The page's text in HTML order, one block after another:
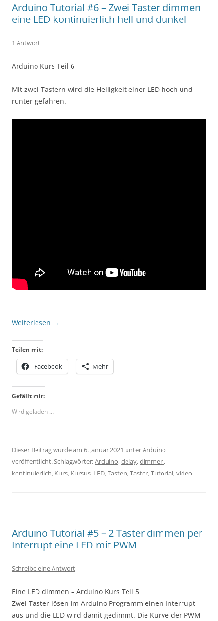
Arduino Tutorial #6 – Zwei Taster dimmen
eine LED kontinuierlich hell und dunkel
1 Antwort
Arduino Kurs Teil 6
Mit zwei Tastern wird die Helligkeit einer LED hoch und
runter gefahren.
Weiterlesen →
Teilen mit:
Facebook Mehr
Gefällt mir:
Wird geladen …
Dieser Beitrag wurde am 6. Januar 2021 unterArduino
veröffentlicht. Schlagwörter:Arduino,delay,dimmen,
kontinuierlich, Kurs, Kursus, LED,Tasten,Taster,Tutorial,video.
Arduino Tutorial #5 – 2 Taster dimmen per
Interrupt eine LED mit PWM
Schreibe eine Antwort
Eine LED dimmen – Arduino Kurs Teil 5
Zwei Taster lösen im Arduino Programm einen Interrupt
aus und die LED wird damit gedimmt. Die Kurve der PWM